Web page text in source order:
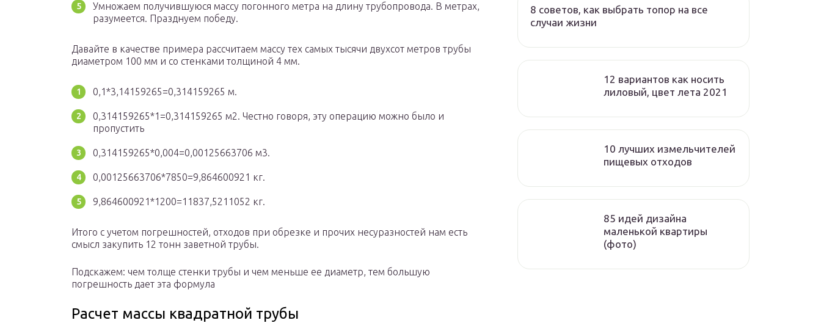
Умножаем получившуюся массу погонного метра на длину трубопровода. В метрах,
разумеется. Празднуем победу.
Давайте в качестве примера рассчитаем массу тех самых тысячи двухсот метров трубы
диаметром 100 мм и со стенками толщиной 4 мм.
0,1*3,14159265=0,314159265 м.
0,314159265*1=0,314159265 м2. Честно говоря, эту операцию можно было и
пропустить
0,314159265*0,004=0,00125663706 м3.
0,00125663706*7850=9,864600921 кг.
9,864600921*1200=11837,5211052 кг.
Итого с учетом погрешностей, отходов при обрезке и прочих несуразностей нам есть
смысл закупить 12 тонн заветной трубы.
Подскажем: чем толще стенки трубы и чем меньше ее диаметр, тем большую
погрешность дает эта формула
Расчет массы квадратной трубы
8 советов, как выбрать топор на все
случаи жизни
12 вариантов как носить
лиловый, цвет лета 2021
10 лучших измельчителей
пищевых отходов
85 идей дизайна
маленькой квартиры
(фото)